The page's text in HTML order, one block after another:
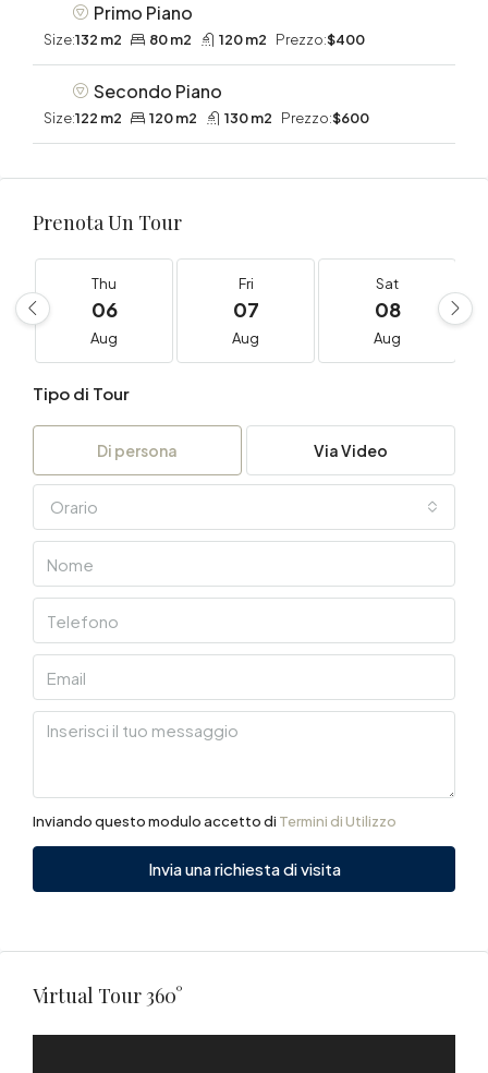
Primo Piano
Size:132 m2 80 m2 120 m2 Prezzo:$400
Secondo Piano
Size:122 m2 120 m2 130 m2 Prezzo:$600
Prenota Un Tour
Thu
06
Aug
Fri
07
Aug
Sat
08
Aug
Tipo di Tour
Di persona Via Video
Orario
Inviando questo modulo accetto di Termini di Utilizzo
Invia una richiesta di visita
Virtual Tour 360°